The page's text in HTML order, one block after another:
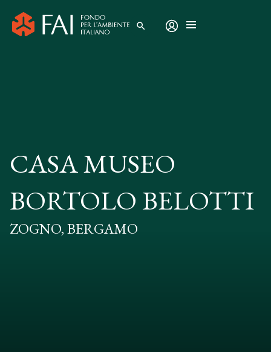
search
CASA MUSEO
BORTOLO BELOTTI
ZOGNO, BERGAMO